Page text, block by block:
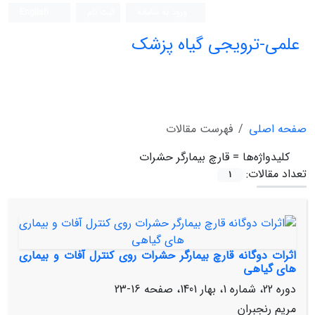
علمی-ترویجی گیاه پزشک
صفحه اصلی
فهرست مقالات
کلیدواژه‌ها = قارچ بیمارگر حشرات
تعداد مقالات:
1
اثرات دوگانه قارچ بیمارگر حشرات روی کنترل آفات و بیماری
های گیاهی
دوره 22، شماره 1، بهار 1401، صفحه
16-23
مریم رنجبران